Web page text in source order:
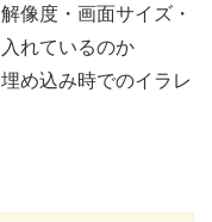
像度・画面サイズ・
れているのか
め込み時でのイラレ